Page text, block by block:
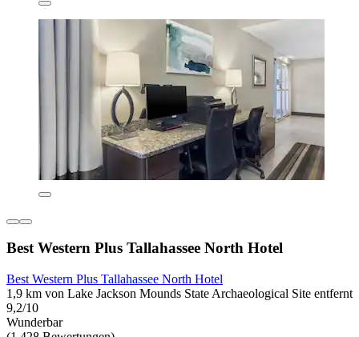
Best Western Plus Tallahassee North Hotel
Best Western Plus Tallahassee North Hotel
1,9 km von Lake Jackson Mounds State Archaeological Site entfernt
9,2/10
Wunderbar